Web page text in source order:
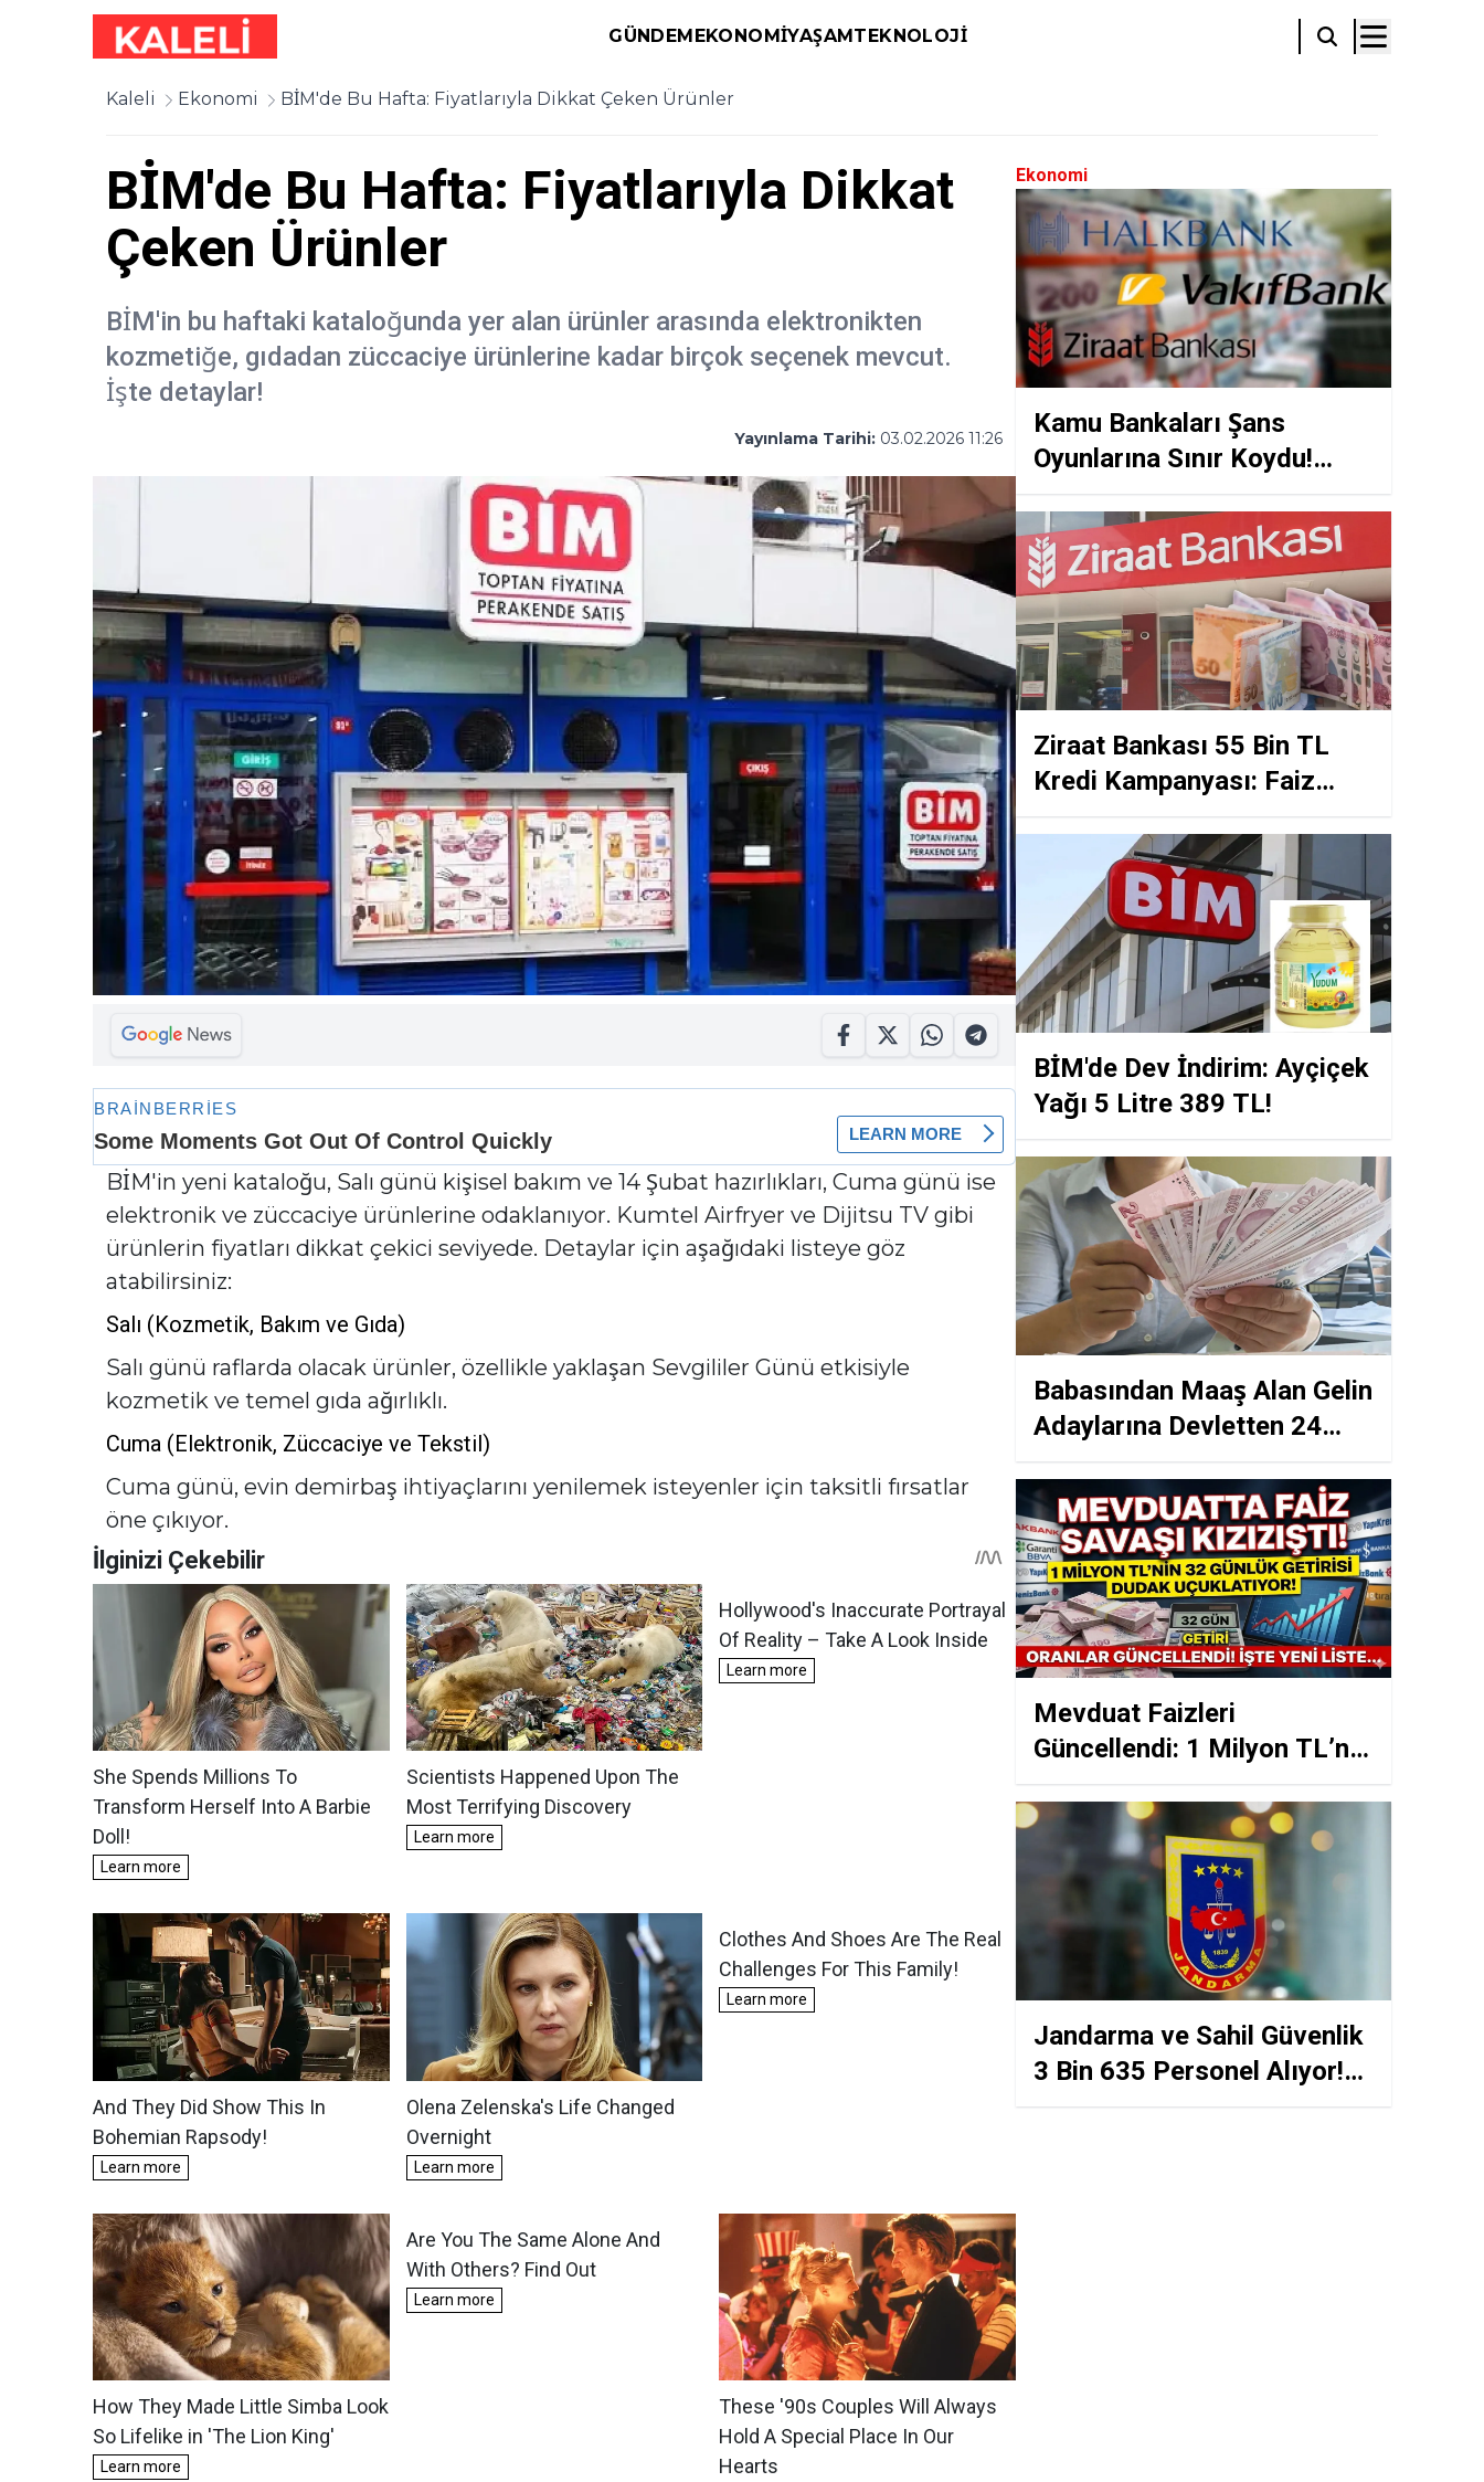
GÜNDEMEKONOMIYAŞAMTEKNOLOJI
Kaleli Ekonomi BİM'de Bu Hafta: Fiyatlarıyla Dikkat Çeken Ürünler
BİM'de Bu Hafta: Fiyatlarıyla Dikkat
Çeken Ürünler
BİM'in bu haftaki kataloğunda yer alan ürünler arasında elektronikten
kozmetiğe, gıdadan züccaciye ürünlerine kadar birçok seçenek mevcut.
İşte detaylar!
Yayınlama Tarihi: 03.02.2026 11:26
BİM'in yeni kataloğu, Salı günü kişisel bakım ve 14 Şubat hazırlıkları, Cuma günü ise
elektronik ve züccaciye ürünlerine odaklanıyor. Kumtel Airfryer ve Dijitsu TV gibi
ürünlerin fiyatları dikkat çekici seviyede. Detaylar için aşağıdaki listeye göz
atabilirsiniz:
Salı (Kozmetik, Bakım ve Gıda)
Salı günü raflarda olacak ürünler, özellikle yaklaşan Sevgililer Günü etkisiyle
kozmetik ve temel gıda ağırlıklı.
Cuma (Elektronik, Züccaciye ve Tekstil)
Cuma günü, evin demirbaş ihtiyaçlarını yenilemek isteyenler için taksitli fırsatlar
öne çıkıyor.
Ekonomi
Kamu Bankaları Şans
Oyunlarına Sınır Koydu!
Kredi Notları Tehlikede
Ziraat Bankası 55 Bin TL
Kredi Kampanyası: Faiz
Oranları Düşüyor!
BİM'de Dev İndirim: Ayçiçek
Yağı 5 Litre 389 TL!
Babasından Maaş Alan Gelin
Adaylarına Devletten 24
Maaşlık Düğün Hediyesi
Mevduat Faizleri
Güncellendi: 1 Milyon TL’nin
32 Gün Kazancı!
Jandarma ve Sahil Güvenlik
3 Bin 635 Personel Alıyor!
Son Başvuru Yaklaşıyor